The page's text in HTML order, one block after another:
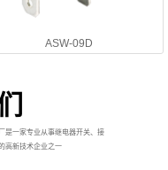
ASW-09D
是一家专业从事继电器开关、接
高新技术企业之一